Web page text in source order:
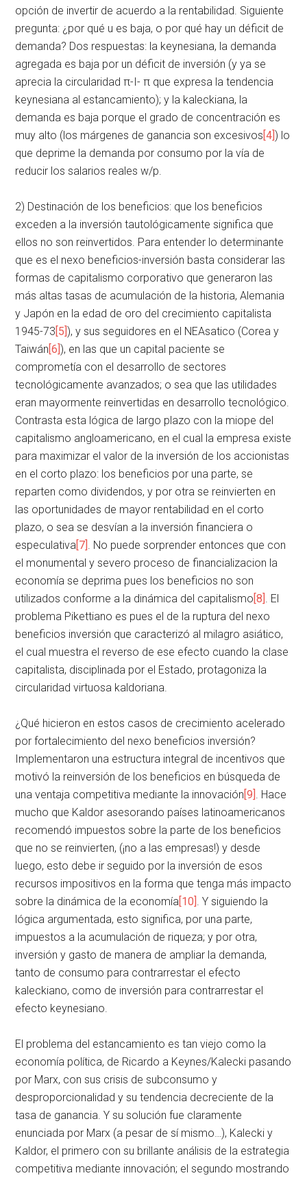
opción de invertir de acuerdo a la rentabilidad. Siguiente
pregunta: ¿por qué u es baja, o por qué hay un déficit de
demanda? Dos respuestas: la keynesiana, la demanda
agregada es baja por un déficit de inversión (y ya se
aprecia la circularidad π-I- π que expresa la tendencia
keynesiana al estancamiento); y la kaleckiana, la
demanda es baja porque el grado de concentración es
muy alto (los márgenes de ganancia son excesivos[4]) lo
que deprime la demanda por consumo por la vía de
reducir los salarios reales w/p.
2) Destinación de los beneficios: que los beneficios
exceden a la inversión tautológicamente significa que
ellos no son reinvertidos. Para entender lo determinante
que es el nexo beneficios-inversión basta considerar las
formas de capitalismo corporativo que generaron las
más altas tasas de acumulación de la historia, Alemania
y Japón en la edad de oro del crecimiento capitalista
1945-73[5]), y sus seguidores en el NEAsatico (Corea y
Taiwán[6]), en las que un capital paciente se
comprometía con el desarrollo de sectores
tecnológicamente avanzados; o sea que las utilidades
eran mayormente reinvertidas en desarrollo tecnológico.
Contrasta esta lógica de largo plazo con la miope del
capitalismo angloamericano, en el cual la empresa existe
para maximizar el valor de la inversión de los accionistas
en el corto plazo: los beneficios por una parte, se
reparten como dividendos, y por otra se reinvierten en
las oportunidades de mayor rentabilidad en el corto
plazo, o sea se desvían a la inversión financiera o
especulativa[7] . No puede sorprender entonces que con
el monumental y severo proceso de financializacion la
economía se deprima pues los beneficios no son
utilizados conforme a la dinámica del capitalismo[8] . El
problema Pikettiano es pues el de la ruptura del nexo
beneficios inversión que caracterizó al milagro asiático,
el cual muestra el reverso de ese efecto cuando la clase
capitalista, disciplinada por el Estado, protagoniza la
circularidad virtuosa kaldoriana.
¿Qué hicieron en estos casos de crecimiento acelerado
por fortalecimiento del nexo beneficios inversión?
Implementaron una estructura integral de incentivos que
motivó la reinversión de los beneficios en búsqueda de
una ventaja competitiva mediante la innovación[9] . Hace
mucho que Kaldor asesorando países latinoamericanos
recomendó impuestos sobre la parte de los beneficios
que no se reinvierten, (¡no a las empresas!) y desde
luego, esto debe ir seguido por la inversión de esos
recursos impositivos en la forma que tenga más impacto
sobre la dinámica de la economía[10] . Y siguiendo la
lógica argumentada, esto significa, por una parte,
impuestos a la acumulación de riqueza; y por otra,
inversión y gasto de manera de ampliar la demanda,
tanto de consumo para contrarrestar el efecto
kaleckiano, como de inversión para contrarrestar el
efecto keynesiano.
El problema del estancamiento es tan viejo como la
economía política, de Ricardo a Keynes/Kalecki pasando
por Marx, con sus crisis de subconsumo y
desproporcionalidad y su tendencia decreciente de la
tasa de ganancia. Y su solución fue claramente
enunciada por Marx (a pesar de sí mismo…), Kalecki y
Kaldor, el primero con su brillante análisis de la estrategia
competitiva mediante innovación; el segundo mostrando